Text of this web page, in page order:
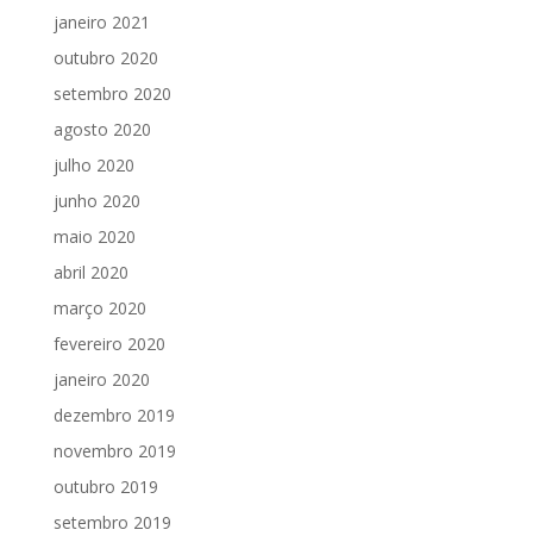
janeiro 2021
outubro 2020
setembro 2020
agosto 2020
julho 2020
junho 2020
maio 2020
abril 2020
março 2020
fevereiro 2020
janeiro 2020
dezembro 2019
novembro 2019
outubro 2019
setembro 2019